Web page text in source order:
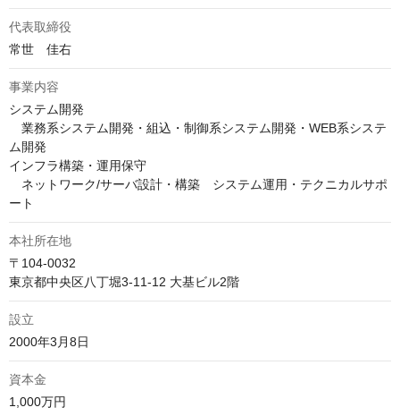
代表取締役
事業内容
システム開発
業務系システム開発・組込・制御系システム開発・WEB系システ
ム開発
インフラ構築・運用保守
ネットワーク/サーバ設計・構築　システム運用・テクニカルサポ
ート
本社所在地
〒104-0032
東京都中央区八丁堀3‑11‑12 大基ビル2階
設立
2000年3月8日
資本金
1,000万円